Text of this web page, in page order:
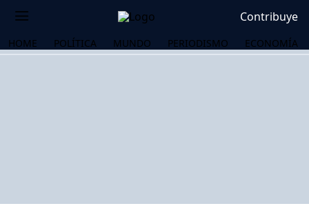
Contribuye
HOME POLÍTICA MUNDO PERIODISMO ECONOMÍA